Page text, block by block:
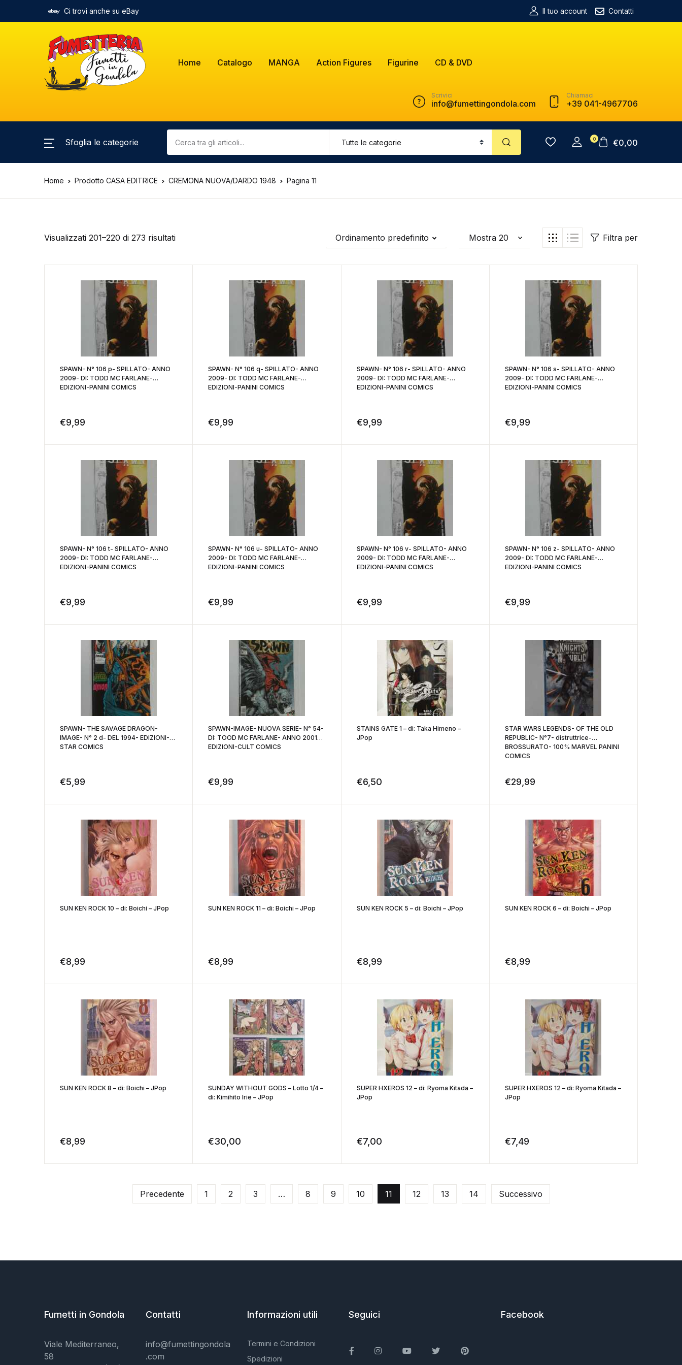
Ci trovi anche su eBay Il tuo account Contatti
Home Catalogo MANGA Action Figures Figurine CD & DVD
Scrivici
info@fumettingondola.com
Chiamaci
+39 041-4967706
Sfoglia le categorie 0 €0,00
Home Prodotto CASA EDITRICE CREMONA NUOVA/DARDO 1948 Pagina 11
Visualizzati 201–220 di 273 risultati Ordinamento predefinito Filtra per
SPAWN- N° 106 p- SPILLATO- ANNO
2009- DI: TODD MC FARLANE-
EDIZIONI-PANINI COMICS
€9,99
SPAWN- N° 106 q- SPILLATO- ANNO
2009- DI: TODD MC FARLANE-
EDIZIONI-PANINI COMICS
€9,99
SPAWN- N° 106 r- SPILLATO- ANNO
2009- DI: TODD MC FARLANE-
EDIZIONI-PANINI COMICS
€9,99
SPAWN- N° 106 s- SPILLATO- ANNO
2009- DI: TODD MC FARLANE-
EDIZIONI-PANINI COMICS
€9,99
SPAWN- N° 106 t- SPILLATO- ANNO
2009- DI: TODD MC FARLANE-
EDIZIONI-PANINI COMICS
€9,99
SPAWN- N° 106 u- SPILLATO- ANNO
2009- DI: TODD MC FARLANE-
EDIZIONI-PANINI COMICS
€9,99
SPAWN- N° 106 v- SPILLATO- ANNO
2009- DI: TODD MC FARLANE-
EDIZIONI-PANINI COMICS
€9,99
SPAWN- N° 106 z- SPILLATO- ANNO
2009- DI: TODD MC FARLANE-
EDIZIONI-PANINI COMICS
€9,99
SPAWN- THE SAVAGE DRAGON-
IMAGE- N° 2 d- DEL 1994- EDIZIONI-
STAR COMICS
€5,99
SPAWN-IMAGE- NUOVA SERIE- N° 54-
DI: TOOD MC FARLANE- ANNO 2001-
EDIZIONI-CULT COMICS
€9,99
STAINS GATE 1 – di: Taka Himeno –
JPop
€6,50
STAR WARS LEGENDS- OF THE OLD
REPUBLIC- N°7- distruttrice-
BROSSURATO- 100% MARVEL PANINI
COMICS
€29,99
SUN KEN ROCK 10 – di: Boichi – JPop
€8,99
SUN KEN ROCK 11 – di: Boichi – JPop
€8,99
SUN KEN ROCK 5 – di: Boichi – JPop
€8,99
SUN KEN ROCK 6 – di: Boichi – JPop
€8,99
SUN KEN ROCK 8 – di: Boichi – JPop
€8,99
SUNDAY WITHOUT GODS – Lotto 1/4 –
di: Kimihito Irie – JPop
€30,00
SUPER HXEROS 12 – di: Ryoma Kitada –
JPop
€7,00
SUPER HXEROS 12 – di: Ryoma Kitada –
JPop
€7,49
Precedente 1 2 3 … 8 9 10 11 12 13 14 Successivo
Fumetti in Gondola
Viale Mediterraneo,
58
Contatti
info@fumettingondola
.com
Informazioni utili
Termini e Condizioni
Spedizioni
Seguici
FacebookInstagramYou TubeTwitter Pinterest
Facebook